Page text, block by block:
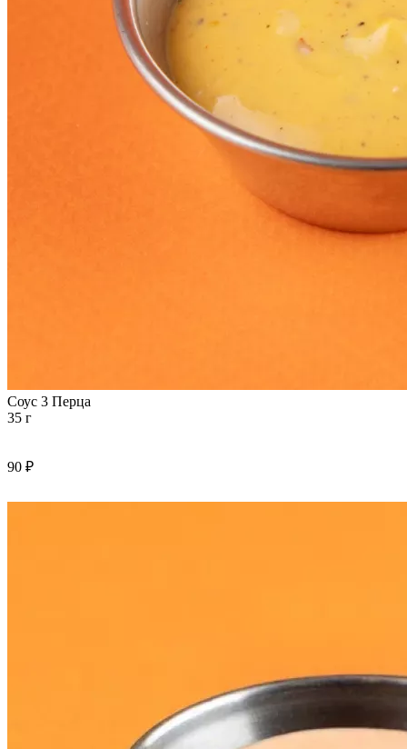
Соус 3 Перца
35 г
90 ₽